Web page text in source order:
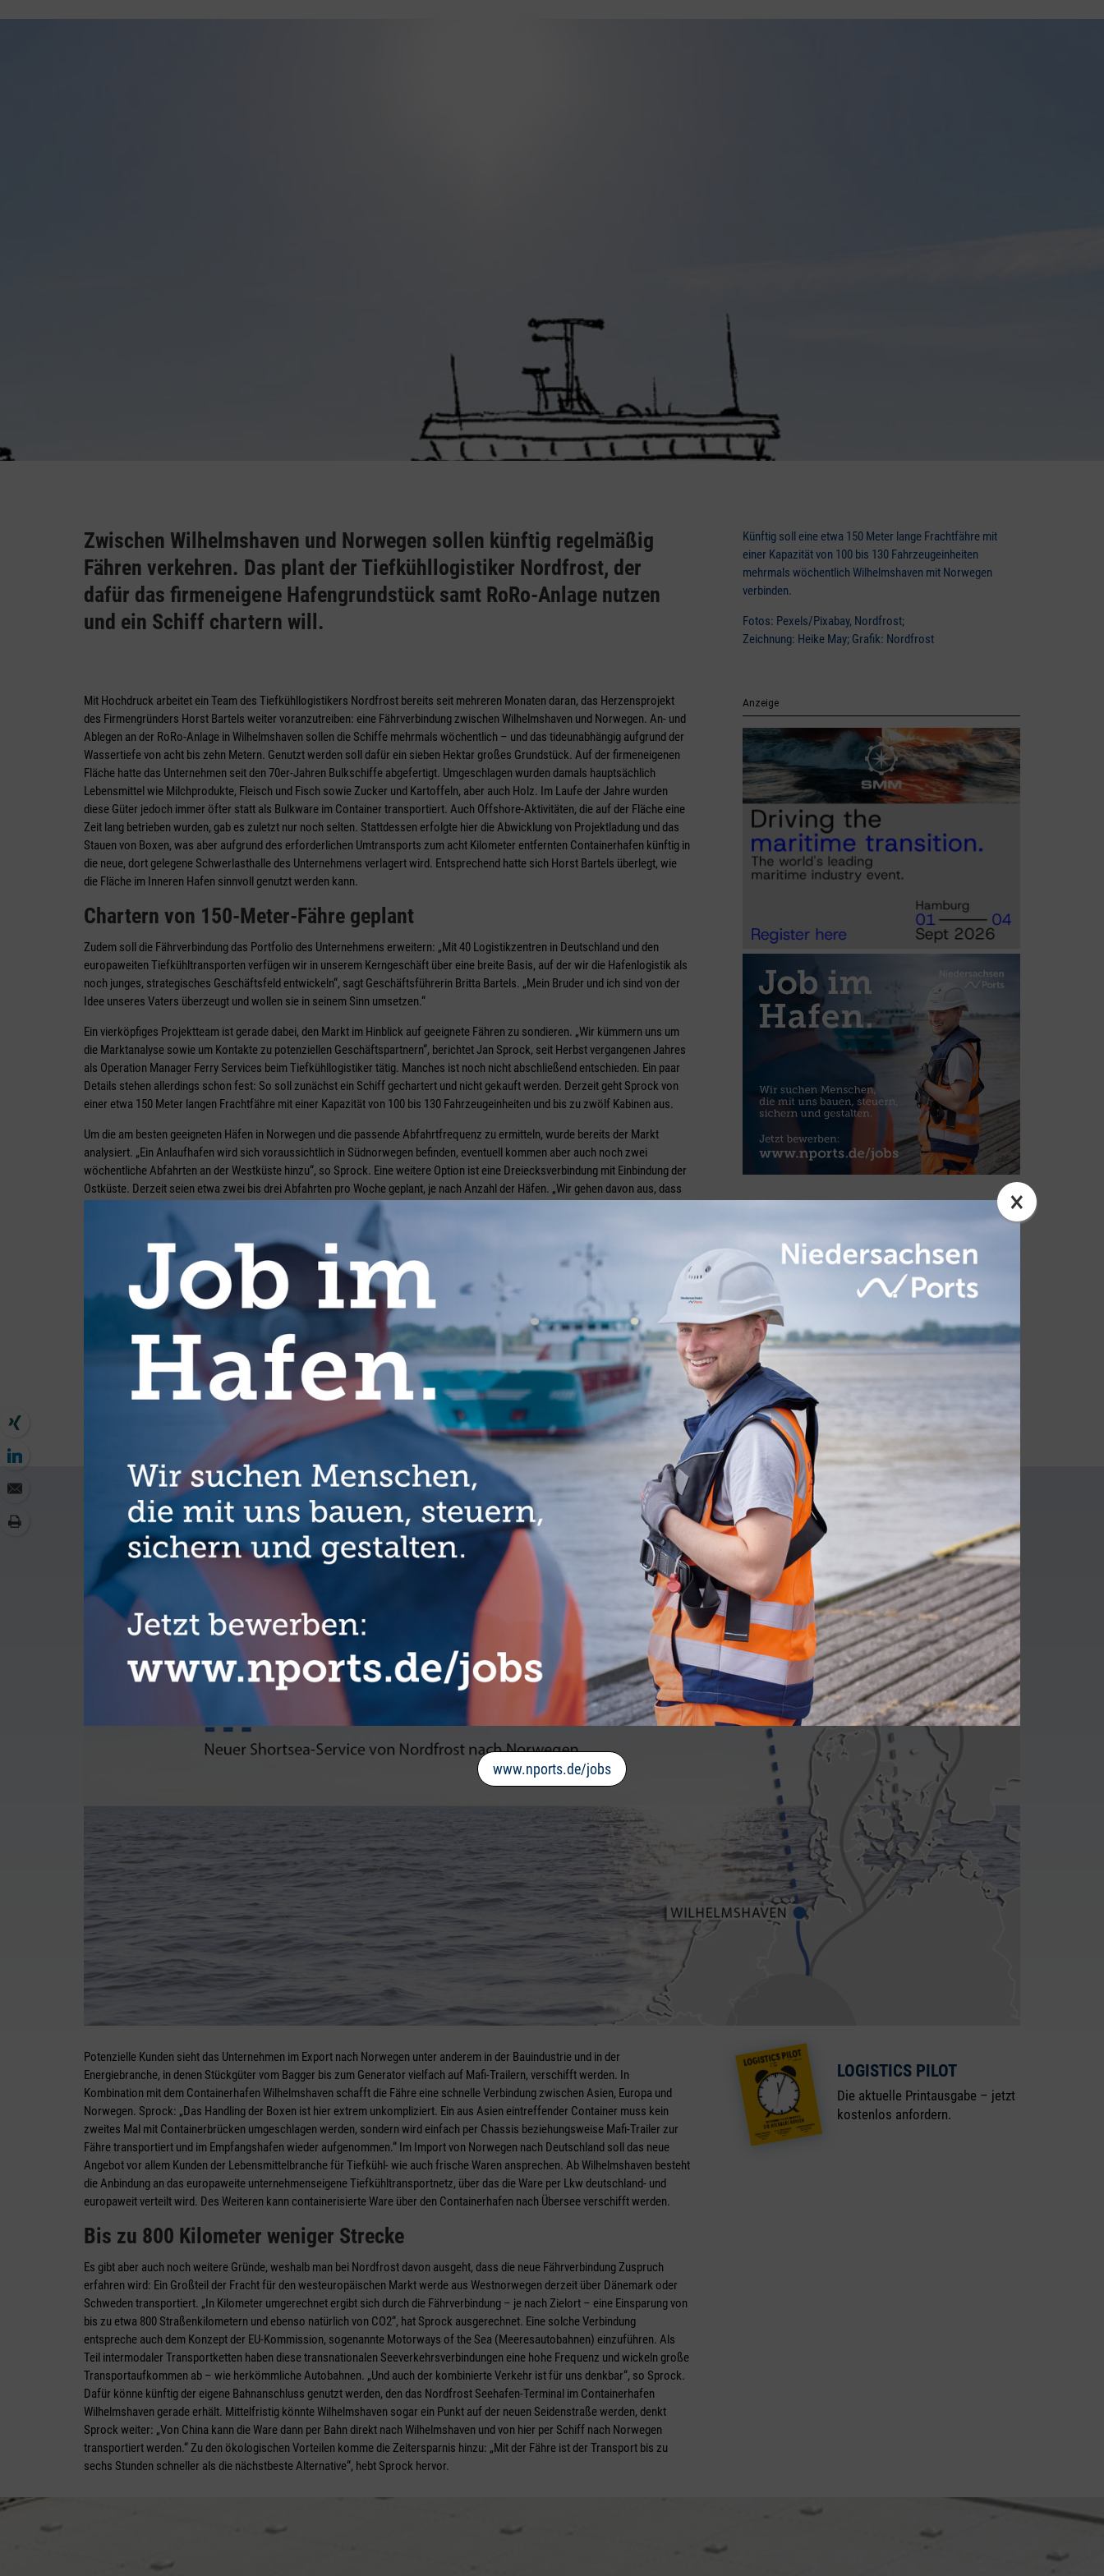
×
www.nports.de/jobs
Zwischen Wilhelmshaven und Norwegen sollen künftig regelmäßig
Fähren verkehren. Das plant der Tiefkühllogistiker Nordfrost, der
dafür das firmeneigene Hafengrundstück samt RoRo-Anlage nutzen
und ein Schiff chartern will.
Künftig soll eine etwa 150 Meter lange Frachtfähre mit
einer Kapazität von 100 bis 130 Fahrzeugeinheiten
mehrmals wöchentlich Wilhelmshaven mit Norwegen
verbinden.
Fotos: Pexels/Pixabay, Nordfrost;
Zeichnung: Heike May; Grafik: Nordfrost
Mit Hochdruck arbeitet ein Team des Tiefkühl­logistikers Nordfrost bereits seit mehreren Mona­ten daran, das Herzensprojekt
des Firmengründers Horst Bartels weiter voranzutreiben: eine Fährverbindung zwischen Wilhelmshaven und Norwegen. An- und
Ablegen an der RoRo-Anlage in Wilhelmshaven sollen die Schiffe mehrmals wöchentlich – und das tideunabhängig aufgrund der
Wassertiefe von acht bis zehn Metern. Genutzt werden soll dafür ein sieben Hektar großes Grundstück. Auf der firmeneigenen
Fläche hatte das Unternehmen seit den 70er-Jahren Bulkschiffe abgefertigt. Umgeschlagen wurden damals hauptsächlich
Lebensmittel wie Milchprodukte, Fleisch und Fisch sowie Zucker und Kartoffeln, aber auch Holz. Im Laufe der Jahre wurden
diese Güter jedoch immer öfter statt als Bulkware im Container transportiert. Auch Offshore-Aktivitäten, die auf der Fläche eine
Zeit lang betrieben wurden, gab es zuletzt nur noch selten. Stattdessen erfolgte hier die Abwicklung von Projektladung und das
Stauen von Boxen, was aber aufgrund des erforderlichen Umtransports zum acht Kilometer entfernten Containerhafen künftig in
die neue, dort gelegene Schwerlasthalle des Unternehmens verlagert wird. Entsprechend hatte sich Horst Bartels überlegt, wie
die Fläche im Inneren Hafen sinnvoll genutzt werden kann.
Chartern von 150-Meter-Fähre geplant
Zudem soll die Fährverbindung das Portfolio des Unternehmens erweitern: „Mit 40 Logistikzentren in Deutschland und den
europaweiten Tiefkühltransporten verfügen wir in unserem Kerngeschäft über eine breite Basis, auf der wir die Hafenlogistik als
noch junges, strategisches Geschäftsfeld entwickeln“, sagt Geschäftsführerin Britta Bartels. „Mein Bruder und ich sind von der
Idee unseres Vaters überzeugt und wollen sie in seinem Sinn umsetzen.“
Ein vierköpfiges Projektteam ist gerade dabei, den Markt im Hinblick auf geeignete Fähren zu sondieren. „Wir kümmern uns um
die Marktanalyse sowie um Kontakte zu potenziellen Geschäftspartnern“, berichtet Jan Sprock, seit Herbst vergangenen Jahres
als Operation Manager Ferry Services beim Tiefkühllogistiker tätig. Manches ist noch nicht abschließend entschieden. Ein paar
Details stehen ­allerdings schon fest: So soll zunächst ein Schiff gechartert und nicht gekauft werden. Derzeit geht Sprock von
einer etwa 150 Meter langen Frachtfähre mit einer Kapazität von 100 bis 130 Fahrzeugeinheiten und bis zu zwölf Kabinen aus.
Um die am besten geeigneten Häfen in Norwegen und die passende Abfahrtfrequenz zu ermitteln, wurde bereits der Markt
analysiert. „Ein Anlaufhafen wird sich voraussichtlich in Südnorwegen befinden, eventuell kommen aber auch noch zwei
wöchentliche Abfahrten an der Westküste hinzu“, so Sprock. Eine weitere Option ist eine Dreiecksverbindung mit Einbindung der
Ostküste. Derzeit seien etwa zwei bis drei Abfahrten pro Woche geplant, je nach Anzahl der Häfen. „Wir gehen davon aus, dass
die Fährverbindung quasi von selbst Nutzer generiert. Dennoch wollen wir die Häfen in Norwegen finden, mit denen wir den
größtmöglichen Bedarf abdecken“, betont Geschäftsführerin Bartels. „Dafür hat sich unser Projektteam in Norwegen
umgeschaut und für unsere Idee geworben.“
Anzeige
Nordfrost
Gründung:
Firmensitz und Europazentrale:Schortens
Ranking:Deutschlands führender Dienstleister in der
Tiefkühllogistik, europaweit führend bei den
Tiefkühlkapazitäten und weltweit unter den Top Ten der
Tiefkühllagerlogistik
Logistikzentren:
40 bundesweit
Tiefkühl-Palettenstellplätze:
Umsatz:rund 430 Millionen Euro 2019
Beschäftigte: rund 3.000
Potenzielle Kunden sieht das Unternehmen im Export nach Norwegen unter anderem in der Bauindustrie und in der
Energiebranche, in denen Stückgüter vom Bagger bis zum Generator vielfach auf Mafi-Trailern, verschifft werden. In
Kombination mit dem Containerhafen Wilhelmshaven schafft die Fähre eine schnelle Verbindung zwischen Asien, Europa und
Norwegen. Sprock: „Das Handling der Boxen ist hier extrem unkompliziert. Ein aus Asien eintreffender Container muss kein
zweites Mal mit Containerbrücken umgeschlagen werden, sondern wird einfach per Chassis beziehungsweise Mafi-Trailer zur
Fähre transportiert und im Empfangshafen wieder aufgenommen.“ Im Import von Norwegen nach Deutschland soll das neue
Angebot vor allem Kunden der Lebensmittelbranche für Tiefkühl- wie auch frische Waren ansprechen. Ab Wilhelmshaven besteht
die Anbindung an das europaweite unternehmenseigene Tiefkühltransportnetz, über das die Ware per Lkw deutschland- und
europaweit verteilt wird. Des Weiteren kann containerisierte Ware über den Containerhafen nach Übersee verschifft werden.
Bis zu 800 Kilometer weniger Strecke
Es gibt aber auch noch weitere Gründe, weshalb man bei Nordfrost davon ausgeht, dass die neue Fährverbindung Zuspruch
erfahren wird: Ein Großteil der Fracht für den westeuropäischen Markt werde aus Westnorwegen derzeit über Dänemark oder
Schweden transportiert. „In Kilometer umgerechnet ergibt sich durch die Fährverbindung – je nach Zielort – eine Einsparung von
bis zu etwa 800 Straßenkilometern und ebenso natürlich von CO2“, hat Sprock ausgerechnet. Eine solche Verbindung
entspreche auch dem Konzept der EU-Kommission, sogenannte Motorways of the Sea (Meeresautobahnen) einzuführen. Als
Teil intermodaler Transportketten haben diese transnationalen Seeverkehrsverbindungen eine hohe Frequenz und wickeln große
Transportaufkommen ab – wie herkömmliche Autobahnen. „Und auch der kombinierte Verkehr ist für uns denkbar“, so Sprock.
Dafür könne künftig der eigene Bahnanschluss genutzt werden, den das Nordfrost Seehafen-Terminal im Containerhafen
Wilhelmshaven gerade erhält. Mittelfristig könnte Wilhelmshaven sogar ein Punkt auf der neuen Seidenstraße werden, denkt
Sprock weiter: „Von China kann die Ware dann per Bahn direkt nach Wilhelmshaven und von hier per Schiff nach Norwegen
transportiert werden.“ Zu den ökologischen Vorteilen komme die Zeitersparnis hinzu: „Mit der Fähre ist der Transport bis zu
sechs Stunden schneller als die nächstbeste Alternative“, hebt Sprock hervor.
LOGISTICS PILOT
Die aktuelle Printausgabe – jetzt
kostenlos anfordern.